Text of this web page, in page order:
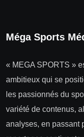
Méga Sports
« MEGA SPORTS »
ambitieux qui se
les passionnés du
variété de contenus,
analyses, en passant